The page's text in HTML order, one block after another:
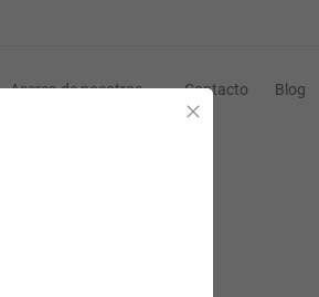
Acerca de nosotros Contacto Blog